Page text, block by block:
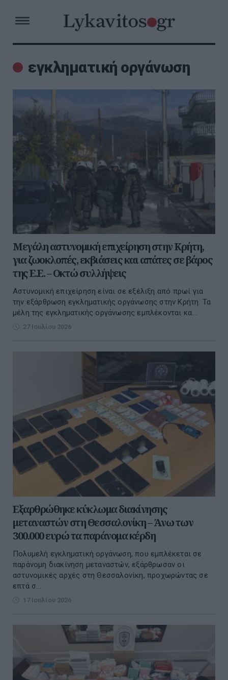
εγκληματική οργάνωση
Μεγάλη αστυνομική επιχείρηση στην Κρήτη,
για ζωοκλοπές, εκβιάσεις και απάτες σε βάρος
της Ε.Ε. – Οκτώ συλλήψεις
Αστυνομική επιχείρηση είναι σε εξέλιξη από πρωί για
την εξάρθρωση εγκληματικής οργάνωσης στην Κρήτη. Τα
μέλη της εγκληματικής οργάνωσης εμπλέκονται κα...
27 Ιουλίου 2026
Εξαρθρώθηκε κύκλωμα διακίνησης
μεταναστών στη Θεσσαλονίκη – Άνω των
300.000 ευρώ τα παράνομα κέρδη
Πολυμελή εγκληματική οργάνωση, που εμπλέκεται σε
παράνομη διακίνηση μεταναστών, εξάρθρωσαν οι
αστυνομικές αρχές στη Θεσσαλονίκη, προχωρώντας σε
επτά σ...
17 Ιουλίου 2026